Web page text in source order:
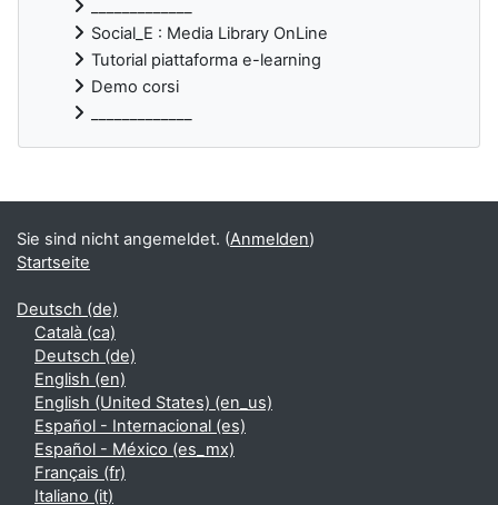
Social_E : Media Library OnLine
Tutorial piattaforma e-learning
Demo corsi
Ergänzungsblöcke
Sie sind nicht angemeldet. (Anmelden)
Startseite
Deutsch ‎(de)‎
Català ‎(ca)‎
Deutsch ‎(de)‎
English ‎(en)‎
English (United States) ‎(en_us)‎
Español - Internacional ‎(es)‎
Español - México ‎(es_mx)‎
Français ‎(fr)‎
Italiano ‎(it)‎